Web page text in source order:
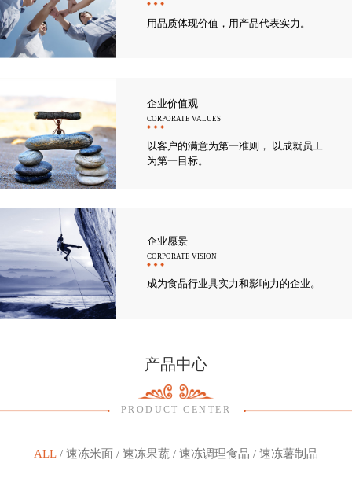
用品质体现价值，用产品代表实力。
企业价值观
CORPORATE VALUES
以客户的满意为第一准则， 以成就员工
为第一目标。
企业愿景
CORPORATE VISION
成为食品行业具实力和影响力的企业。
产品中心
PRODUCT CENTER
ALL/ 速冻米面/ 速冻果蔬/ 速冻调理食品 / 速冻薯制品